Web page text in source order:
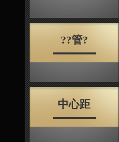
??管?
中心距